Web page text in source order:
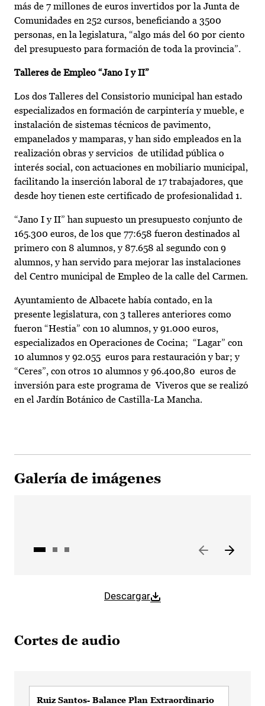
más de 7 millones de euros invertidos por la Junta de
Comunidades en 252 cursos, beneficiando a 3500
personas, en la legislatura, “algo más del 60 por ciento
del presupuesto para formación de toda la provincia”.
Talleres de Empleo “Jano I y II”
Los dos Talleres del Consistorio municipal han estado
especializados en formación de carpintería y mueble, e
instalación de sistemas técnicos de pavimento,
empanelados y mamparas, y han sido empleados en la
realización obras y servicios de utilidad pública o
interés social, con actuaciones en mobiliario municipal,
facilitando la inserción laboral de 17 trabajadores, que
desde hoy tienen este certificado de profesionalidad 1.
“Jano I y II” han supuesto un presupuesto conjunto de
165.300 euros, de los que 77:658 fueron destinados al
primero con 8 alumnos, y 87.658 al segundo con 9
alumnos, y han servido para mejorar las instalaciones
del Centro municipal de Empleo de la calle del Carmen.
Ayuntamiento de Albacete había contado, en la
presente legislatura, con 3 talleres anteriores como
fueron “Hestia” con 10 alumnos, y 91.000 euros,
especializados en Operaciones de Cocina; “Lagar” con
10 alumnos y 92.055 euros para restauración y bar; y
“Ceres”, con otros 10 alumnos y 96.400,80 euros de
inversión para este programa de Viveros que se realizó
en el Jardín Botánico de Castilla-La Mancha.
Galería de imágenes
Descargar
Cortes de audio
Ruiz Santos- Balance Plan Extraordinario